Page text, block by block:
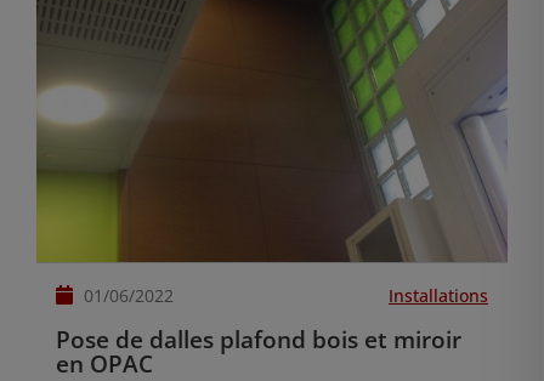
01/06/2022 Installations
Pose de dalles plafond bois et miroir
en OPAC